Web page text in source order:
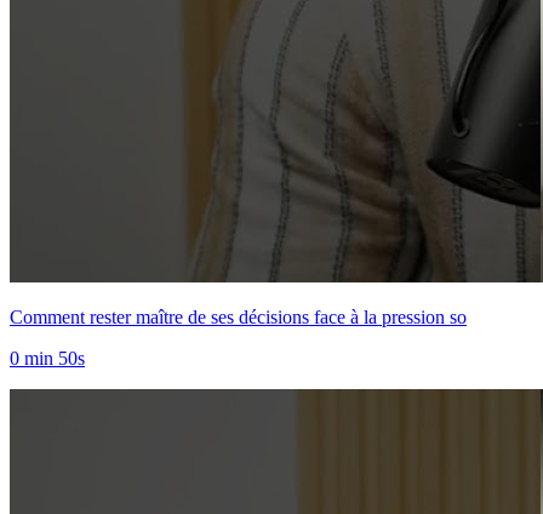
Comment rester maître de ses décisions face à la pression so
0 min 50s